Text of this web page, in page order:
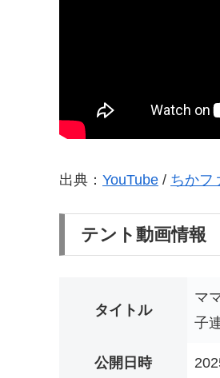
出典： YouTube / ちかフ
テント動画情報
タイトル
マ
子
公開日時